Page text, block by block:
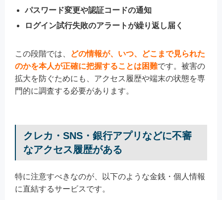
パスワード変更や認証コードの通知
ログイン試行失敗のアラートが繰り返し届く
この段階では、
どの情報が、いつ、どこまで見られた
のかを本人が正確に把握することは困難です。被害の
拡大を防ぐためにも、アクセス履歴や端末の状態を専
門的に調査する必要があります。
クレカ・SNS・銀行アプリなどに不審
なアクセス履歴がある
特に注意すべきなのが、以下のような金銭・個人情報
に直結するサービスです。